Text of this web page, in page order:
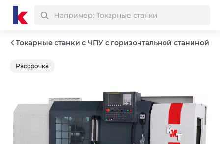
Токарные станки с ЧПУ с горизонтальной станиной
Рассрочка